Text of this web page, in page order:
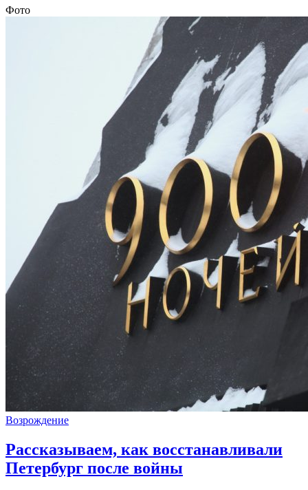
Фото
Возрождение
Рассказываем, как восстанавливали
Петербург после войны